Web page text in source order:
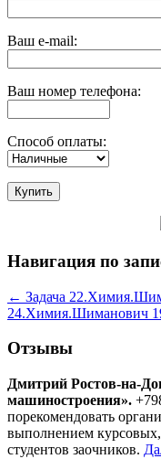
Ваш e-mail:
Ваш номер телефона:
Способ оплаты:
Навигация по
← Задача
24.Химия.Шиманович
Отзывы
Дмитрий Ростов-на-
машиностроения».
порекомендовать
выполнением курсовых,
студентов заочников.